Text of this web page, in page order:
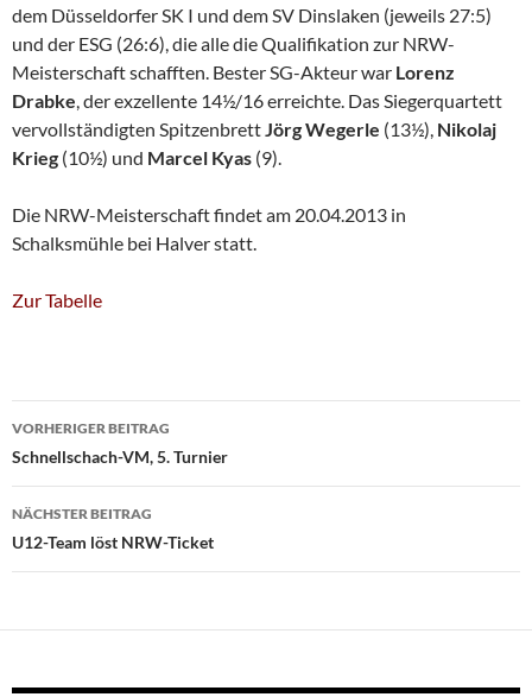
dem Düsseldorfer SK I und dem SV Dinslaken (jeweils 27:5)
und der ESG (26:6), die alle die Qualifikation zur NRW-
Meisterschaft schafften. Bester SG-Akteur war Lorenz
Drabke, der exzellente 14½/16 erreichte. Das Siegerquartett
vervollständigten SpitzenbrettJörg Wegerle (13½), Nikolaj
Krieg (10½) und Marcel Kyas (9).
Die NRW-Meisterschaft findet am 20.04.2013 in
Schalksmühle bei Halver statt.
Zur Tabelle
Beitragsnavigation
VORHERIGER BEITRAG
Schnellschach-VM, 5. Turnier
NÄCHSTER BEITRAG
U12-Team löst NRW-Ticket